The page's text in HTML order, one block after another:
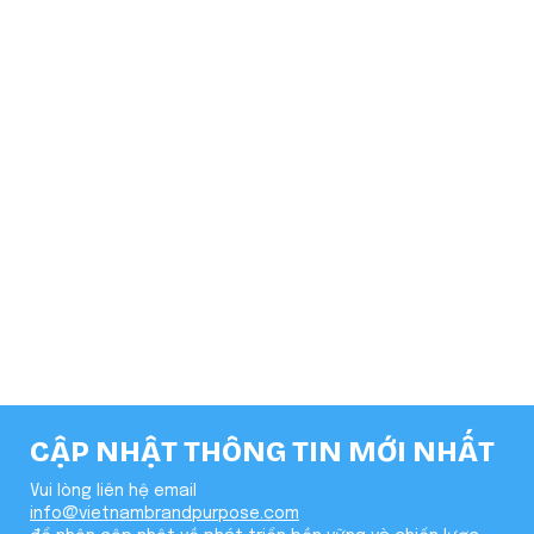
CẬP NHẬT THÔNG TIN MỚI NHẤT
Vui lòng liên hệ email
info@vietnambrandpurpose.com